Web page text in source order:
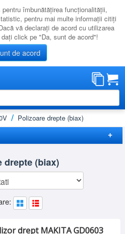
îmbunătăţirea funcţionalităţii,
pentru mai multe informaţii citiţi
vă declaraţi de acord cu utilizarea
click pe "Da, sunt de acord"!
de acord
Polizoare drepte (biax)
drepte (biax)
drept MAKITA GD0603